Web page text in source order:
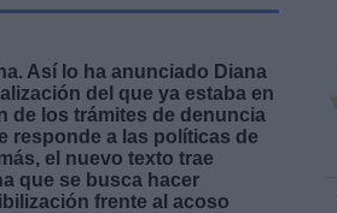
Así lo ha anunciado Diana
del que ya estaba en
de los trámites de denuncia
responde a las políticas de
el nuevo texto trae
que se busca hacer
frente al acoso